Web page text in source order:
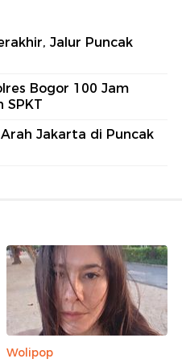
Jalur Puncak
Bogor 100 Jam
SPKT
Jakarta di Puncak
Wolipop